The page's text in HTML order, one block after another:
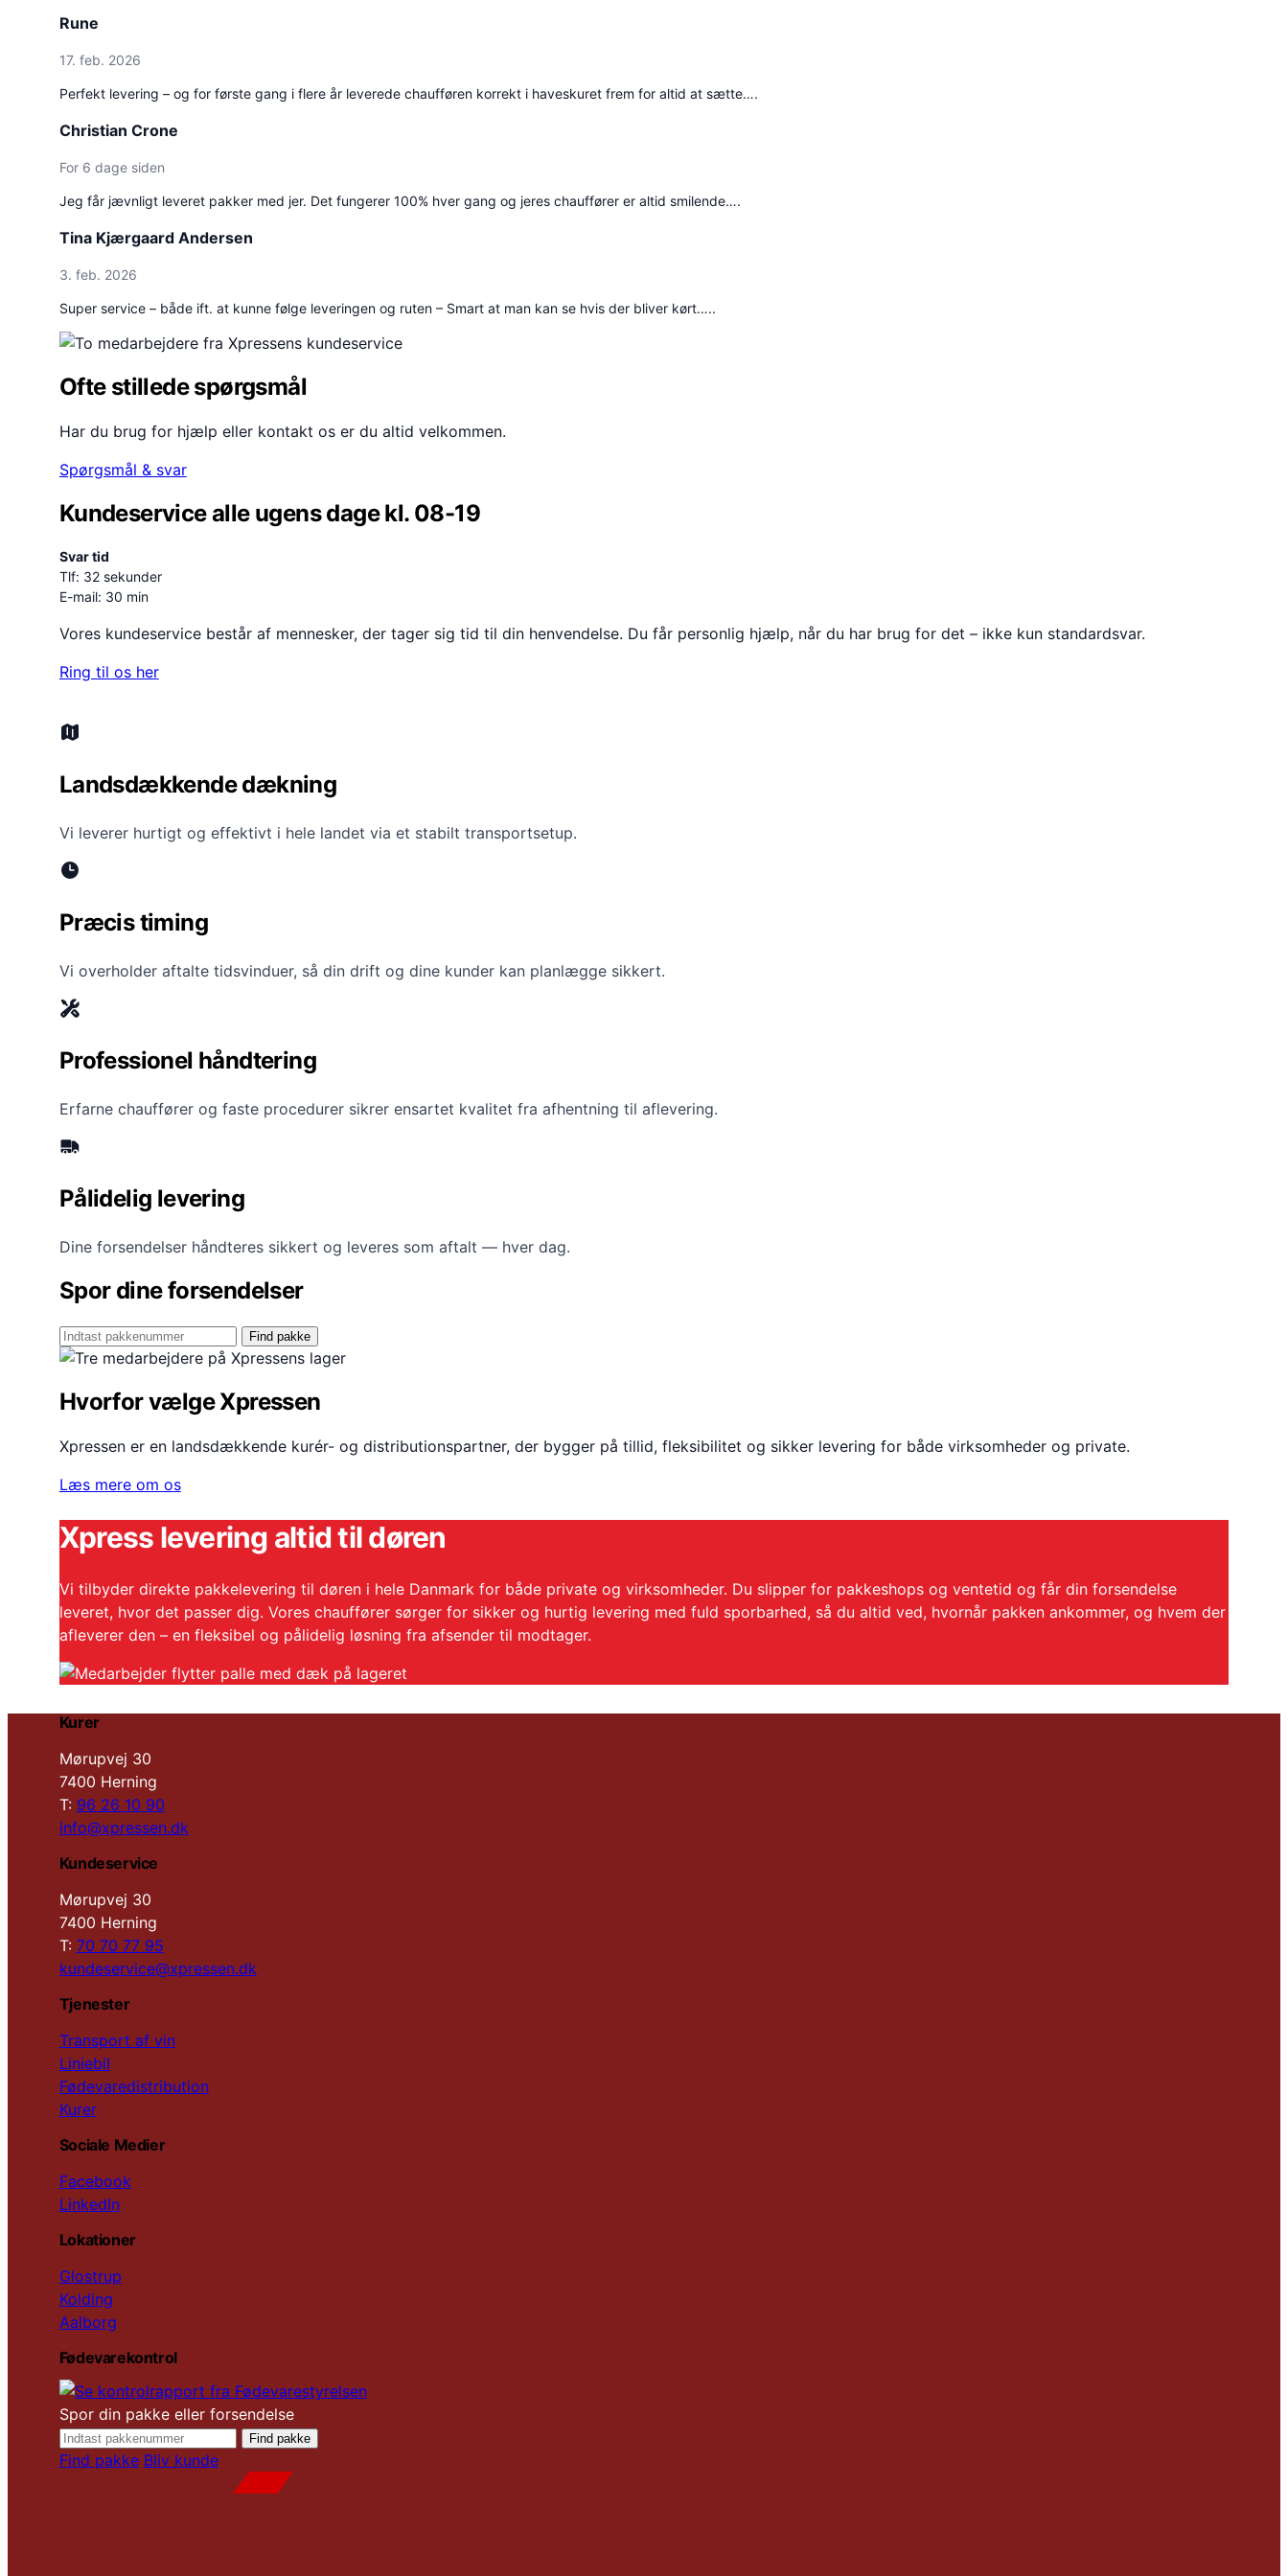
Rune
17. feb. 2026
Perfekt levering – og for første gang i flere år leverede chaufføren korrekt i haveskuret frem for altid at sætte….
Christian Crone
For 6 dage siden
Jeg får jævnligt leveret pakker med jer. Det fungerer 100% hver gang og jeres chauffører er altid smilende….
Tina Kjærgaard Andersen
3. feb. 2026
Super service – både ift. at kunne følge leveringen og ruten – Smart at man kan se hvis der bliver kørt…..
Ofte stillede spørgsmål
Har du brug for hjælp eller kontakt os er du altid velkommen.
Spørgsmål & svar
Kundeservice alle ugens dage kl. 08-19
Svar tid
Tlf: 32 sekunder
E-mail: 30 min
Vores kundeservice består af mennesker, der tager sig tid til din henvendelse. Du får personlig hjælp, når du har brug for det – ikke kun standardsvar.
Ring til os her
Landsdækkende dækning
Vi leverer hurtigt og effektivt i hele landet via et stabilt transportsetup.
Præcis timing
Vi overholder aftalte tidsvinduer, så din drift og dine kunder kan planlægge sikkert.
Professionel håndtering
Erfarne chauffører og faste procedurer sikrer ensartet kvalitet fra afhentning til aflevering.
Pålidelig levering
Dine forsendelser håndteres sikkert og leveres som aftalt — hver dag.
Spor dine forsendelser
Find pakke
Hvorfor vælge Xpressen
Xpressen er en landsdækkende kurér- og distributionspartner, der bygger på tillid, fleksibilitet og sikker levering for både virksomheder og private.
Læs mere om os
Xpress levering altid til døren
Vi tilbyder direkte pakkelevering til døren i hele Danmark for både private og virksomheder. Du slipper for pakkeshops og ventetid og får din forsendelse
leveret, hvor det passer dig. Vores chauffører sørger for sikker og hurtig levering med fuld sporbarhed, så du altid ved, hvornår pakken ankommer, og hvem der
afleverer den – en fleksibel og pålidelig løsning fra afsender til modtager.
Kurer
Mørupvej 30
7400 Herning
T: 96 26 10 90
info@xpressen.dk
Kundeservice
Mørupvej 30
7400 Herning
T: 70 70 77 95
kundeservice@xpressen.dk
Tjenester
Transport af vin
Liniebil
Fødevaredistribution
Kurer
Sociale Medier
Facebook
LinkedIn
Lokationer
Glostrup
Kolding
Aalborg
Fødevarekontrol
Spor din pakke eller forsendelse
Find pakke
Find pakke Bliv kunde